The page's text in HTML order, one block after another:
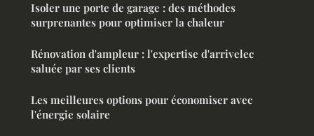
Isoler une porte de garage : des méthodes
surprenantes pour optimiser la chaleur
Rénovation d'ampleur : l'expertise d'arrivelec
saluée par ses clients
Les meilleures options pour économiser avec
l'énergie solaire